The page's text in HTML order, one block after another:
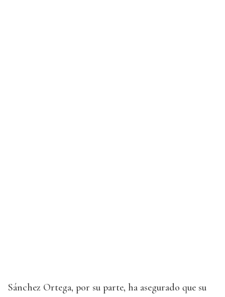
Sánchez Ortega, por su parte, ha asegurado que su